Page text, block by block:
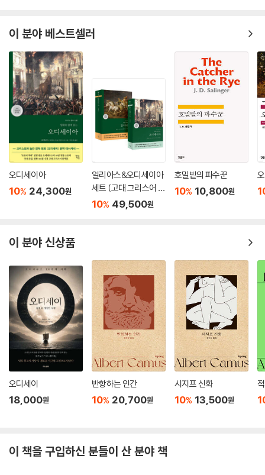
이 분야 베스트셀러
오디세이아
10% 24,300원
일리아스&오디세이아
세트 (고대 그리스어 완
역본)
10% 49,500원
호밀밭의 파수꾼
10% 10,800원
이 분야 신상품
오디세이
18,000원
반항하는 인간
10% 20,700원
시지프 신화
10% 13,500원
이 책을 구입하신 분들이 산 분야 책